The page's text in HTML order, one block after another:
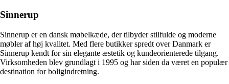
Sinnerup
Sinnerup er en dansk møbelkæde, der tilbyder stilfulde og moderne
møbler af høj kvalitet. Med flere butikker spredt over Danmark er
Sinnerup kendt for sin elegante æstetik og kundeorienterede tilgang.
Virksomheden blev grundlagt i 1995 og har siden da været en populær
destination for boligindretning.